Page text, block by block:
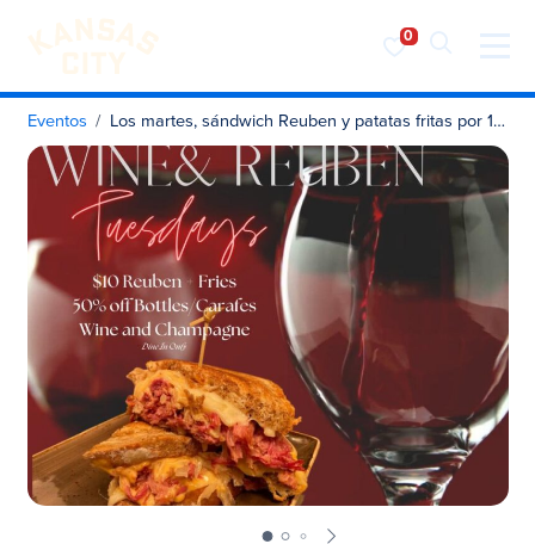
Visita KC
Ir al contenido
Eventos Los martes, sándwich Reuben y patatas fritas por 10 $; vino y champán en botella o jarra a mitad de precio